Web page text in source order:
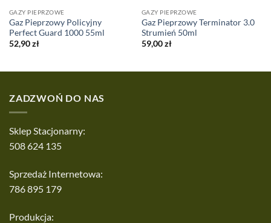
GAZY PIEPRZOWE
Gaz Pieprzowy Policyjny
Perfect Guard 1000 55ml
52,90zł
GAZY PIEPRZOWE
Gaz Pieprzowy Terminator 3.0
Strumień 50ml
59,00zł
ZADZWOŃ DO NAS
Sklep Stacjonarny:
508 624 135
Sprzedaż Internetowa:
786 895 179
Produkcja: